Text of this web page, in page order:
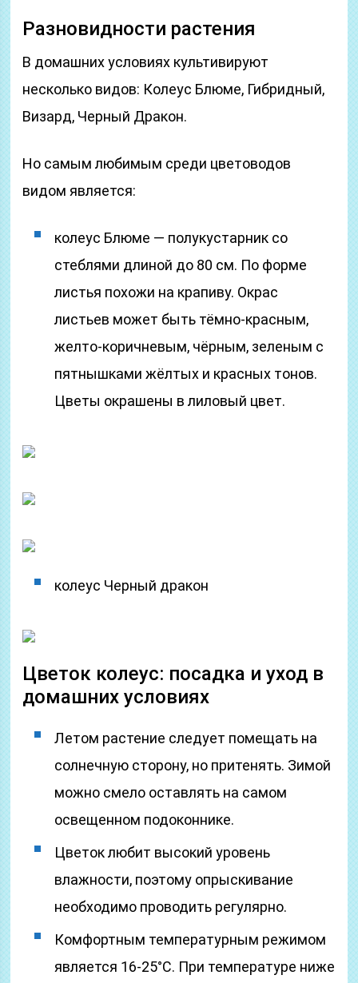
Разновидности растения
В домашних условиях культивируют
несколько видов: Колеус Блюме, Гибридный,
Визард, Черный Дракон.
Но самым любимым среди цветоводов
видом является:
колеус Блюме — полукустарник со
стеблями длиной до 80 см. По форме
листья похожи на крапиву. Окрас
листьев может быть тёмно-красным,
желто-коричневым, чёрным, зеленым с
пятнышками жёлтых и красных тонов.
Цветы окрашены в лиловый цвет.
колеус Черный дракон
Цветок колеус: посадка и уход в
домашних условиях
Летом растение следует помещать на
солнечную сторону, но притенять. Зимой
можно смело оставлять на самом
освещенном подоконнике.
Цветок любит высокий уровень
влажности, поэтому опрыскивание
необходимо проводить регулярно.
Комфортным температурным режимом
является 16-25°С. При температуре ниже